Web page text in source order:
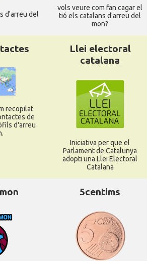
d'arreu del
vols veure com fan cagar el
tió els catalans d'arreu del
mon?
recopilat
de
d'arreu
Llei electoral
catalana
Iniciativa per que el
Parlament de Catalunya
adopti una Llei Electoral
Catalana
5centims